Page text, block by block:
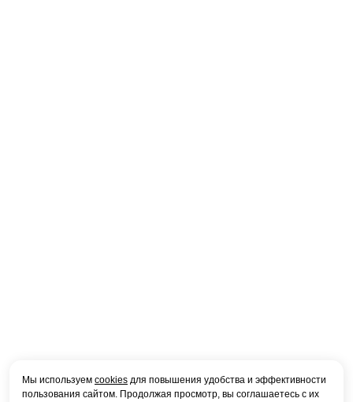
Мы используем cookies для повышения удобства и эффективности
пользования сайтом. Продолжая просмотр, вы соглашаетесь с их